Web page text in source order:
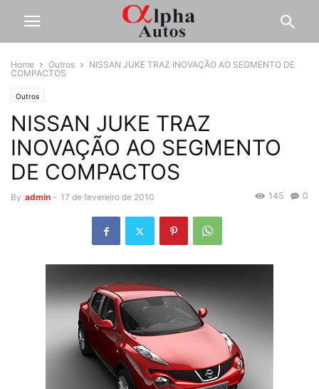
Home Outros
NISSAN JUKE TRAZ INOVAÇÃO AO SEGMENTO DE
COMPACTOS
Outros
NISSAN JUKE TRAZ
INOVAÇÃO AO SEGMENTO
DE COMPACTOS
By admin - 17 de fevereiro de 2010 0
145